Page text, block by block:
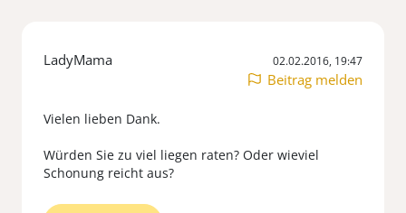
LadyMama 02.02.2016, 19:47
Beitrag melden
Vielen lieben Dank.
Würden Sie zu viel liegen raten? Oder wieviel
Schonung reicht aus?